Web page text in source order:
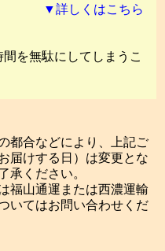
▼詳しくはこちら
を無駄にしてしまうこ
都合などにより、上記ご
届けする日）は変更とな
承ください。
福山通運または西濃運輸
いてはお問い合わせくだ